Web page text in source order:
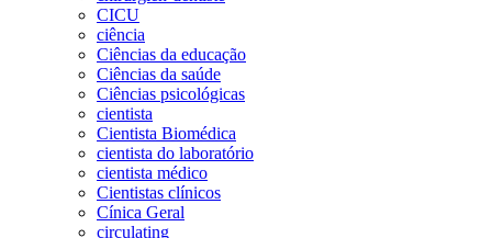
CICU
ciência
Ciências da educação
Ciências da saúde
Ciências psicológicas
cientista
Cientista Biomédica
cientista do laboratório
cientista médico
Cientistas clínicos
Cínica Geral
circulating